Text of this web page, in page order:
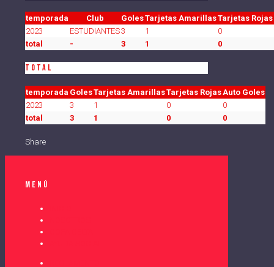
temporada Club GolesTarjetas AmarillasTarjetas Rojas
2023
ESTUDIANTES3 1
0
total
- 3 1 0
Total
temporada GolesTarjetas AmarillasTarjetas Rojas Auto Goles
2023
3 1 0
0
total
3 1 0 0
Share
Menú